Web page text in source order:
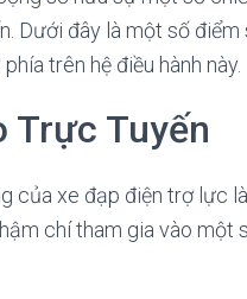
Dưới đây là một số
trên hệ điều hành này.
Trực Tuyến
của xe đạp điện trợ lực
chí tham gia vào một